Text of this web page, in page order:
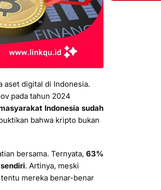
aset digital di Indonesia.
pada tahun 2024
Indonesia sudah
bahwa kripto bukan
bersama. Ternyata, 63%
. Artinya, meski
mereka benar-benar